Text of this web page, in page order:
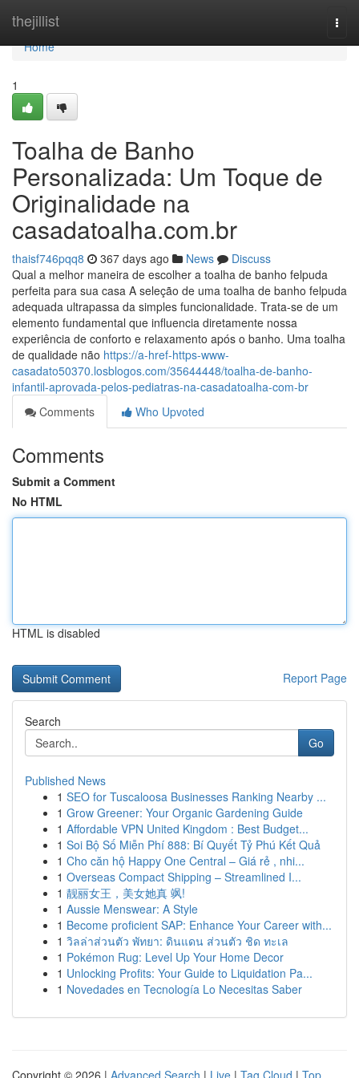
thejillist
Home
Home
1
Toalha de Banho
Personalizada: Um Toque de
Originalidade na
casadatoalha.com.br
thaisf746pqq8 367 days ago News
Discuss
Qual a melhor maneira de escolher a toalha de banho felpuda
perfeita para sua casa A seleção de uma toalha de banho felpuda
adequada ultrapassa da simples funcionalidade. Trata-se de um
elemento fundamental que influencia diretamente nossa
experiência de conforto e relaxamento após o banho. Uma toalha
de qualidade não https://a-href-https-www-
casadato50370.losblogos.com/35644448/toalha-de-banho-
infantil-aprovada-pelos-pediatras-na-casadatoalha-com-br
Comments
Who Upvoted
Comments
Submit a Comment
No HTML
HTML is disabled
Report Page
Search
Go
Published News
1 SEO for Tuscaloosa Businesses Ranking Nearby ...
1 Grow Greener: Your Organic Gardening Guide
1 Affordable VPN United Kingdom : Best Budget...
1 Soi Bộ Số Miễn Phí 888: Bí Quyết Tỷ Phú Kết Quả
1 Cho căn hộ Happy One Central – Giá rẻ , nhi...
1 Overseas Compact Shipping – Streamlined I...
1 靓丽女王，美女她真 飒!
1 Aussie Menswear: A Style
1 Become proficient SAP: Enhance Your Career with...
1 วิลล่าส่วนตัว พัทยา: ดินแดน ส่วนตัว ชิด ทะเล
1 Pokémon Rug: Level Up Your Home Decor
1 Unlocking Profits: Your Guide to Liquidation Pa...
1 Novedades en Tecnología Lo Necesitas Saber
Copyright © 2026 | Advanced Search | Live | Tag Cloud | Top